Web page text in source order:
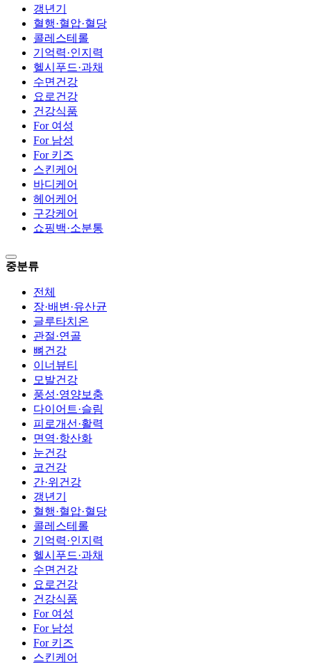
갱년기
혈행·혈압·혈당
콜레스테롤
기억력·인지력
헬시푸드·과채
수면건강
요로건강
건강식품
For 여성
For 남성
For 키즈
스킨케어
바디케어
헤어케어
구강케어
쇼핑백·소분통
중분류
전체
장·배변·유산균
글루타치온
관절·연골
뼈건강
이너뷰티
모발건강
풍성·영양보충
다이어트·슬림
피로개선·활력
면역·항산화
눈건강
코건강
간·위건강
갱년기
혈행·혈압·혈당
콜레스테롤
기억력·인지력
헬시푸드·과채
수면건강
요로건강
건강식품
For 여성
For 남성
For 키즈
스킨케어